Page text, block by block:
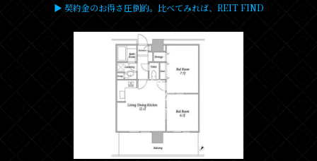
▶ 契約金のお得さ圧倒的。比べてみれば、REIT FIND